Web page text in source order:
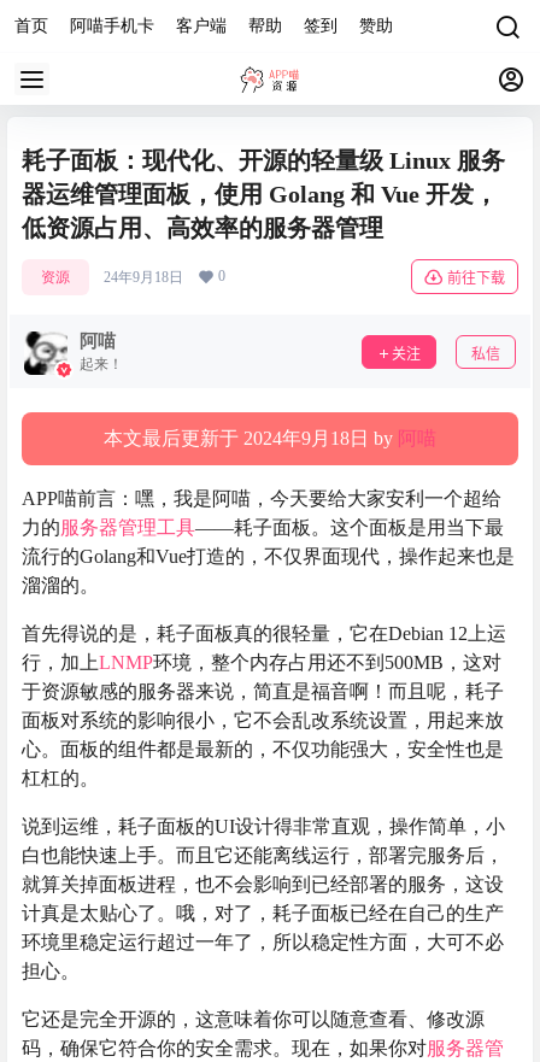
首页 阿喵手机卡 客户端 帮助 签到 赞助
耗子面板：现代化、开源的轻量级 Linux 服务
器运维管理面板，使用 Golang 和 Vue 开发，
低资源占用、高效率的服务器管理
资源 24年9月18日 0 前往下载
阿喵
起来！
关注 私信
本文最后更新于 2024年9月18日 by 阿喵
APP喵前言：嘿，我是阿喵，今天要给大家安利一个超给
力的服务器管理工具——耗子面板。这个面板是用当下最
流行的Golang和Vue打造的，不仅界面现代，操作起来也是
溜溜的。
首先得说的是，耗子面板真的很轻量，它在Debian 12上运
行，加上LNMP环境，整个内存占用还不到500MB，这对
于资源敏感的服务器来说，简直是福音啊！而且呢，耗子
面板对系统的影响很小，它不会乱改系统设置，用起来放
心。面板的组件都是最新的，不仅功能强大，安全性也是
杠杠的。
说到运维，耗子面板的UI设计得非常直观，操作简单，小
白也能快速上手。而且它还能离线运行，部署完服务后，
就算关掉面板进程，也不会影响到已经部署的服务，这设
计真是太贴心了。哦，对了，耗子面板已经在自己的生产
环境里稳定运行超过一年了，所以稳定性方面，大可不必
担心。
它还是完全开源的，这意味着你可以随意查看、修改源
码，确保它符合你的安全需求。现在，如果你对服务器管